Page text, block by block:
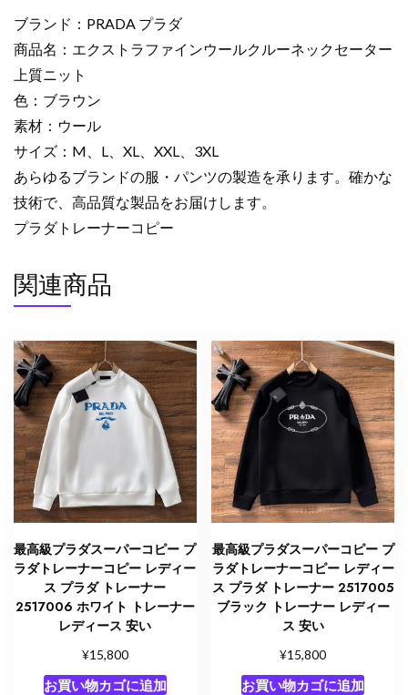
ル
ク
ル
ー
ネ
ッ
ク
セ
ー
タ
ー
質
ニ
ト
ブ
ラ
ウ
ン
2525189
40
代
ニ
ッ
ト
ン
ブランド：PRADA プラダ
商品名：エクストラファインウールクルーネックセーター
上質ニット
色：ブラウン
素材：ウール
サイズ：M、L、XL、XXL、3XL
あらゆるブランドの服・パンツの製造を承ります。確かな
技術で、高品質な製品をお届けします。
プラダトレーナーコピー
関連商品
最高級プラダスーパーコピー プ
ラダトレーナーコピー レディー
ス プラダ トレーナー
2517006 ホワイト トレーナー
レディース 安い
¥15,800
お買い物カゴに追加
最高級プラダスーパーコピー プ
ラダトレーナーコピー レディー
ス プラダ トレーナー 2517005
ブラック トレーナー レディー
ス 安い
¥15,800
お買い物カゴに追加